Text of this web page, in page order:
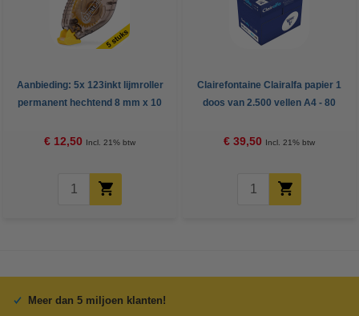
Aanbieding: 5x 123inkt lijmroller
permanent hechtend 8 mm x 10
€ 12,50 Incl. 21% btw
Clairefontaine Clairalfa papier 1
doos van 2.500 vellen A4 - 80
€ 39,50 Incl. 21% btw
Meer dan 5 miljoen klanten!